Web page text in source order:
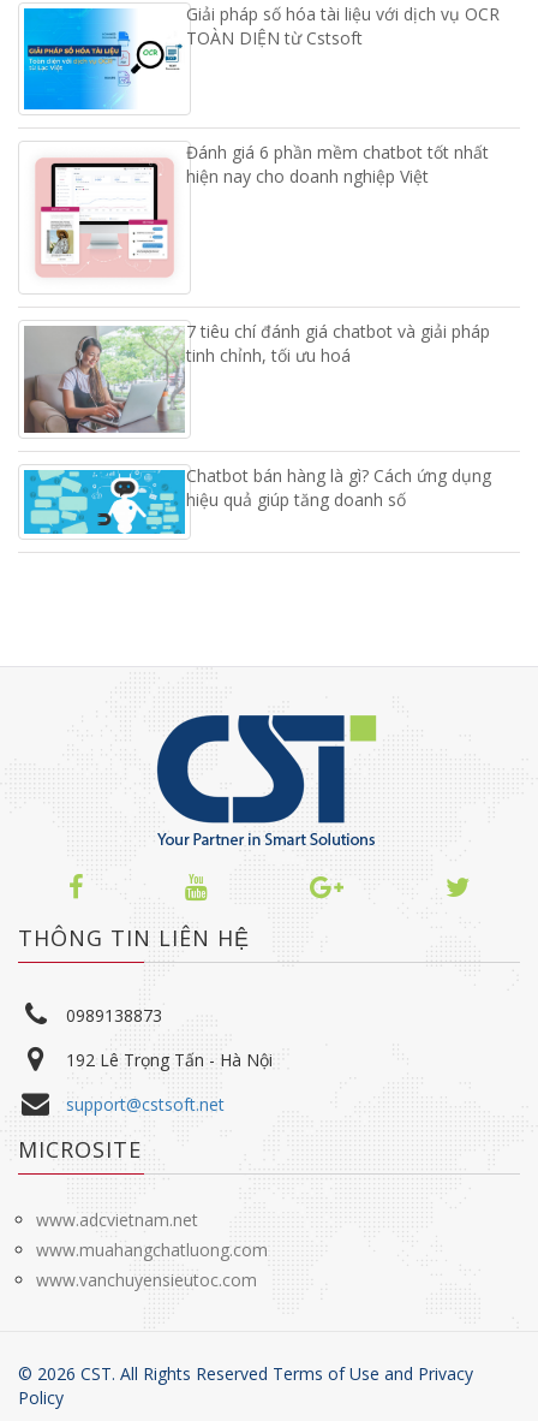
Giải pháp số hóa tài liệu với dịch vụ OCR
TOÀN DIỆN từ Cstsoft
Đánh giá 6 phần mềm chatbot tốt nhất
hiện nay cho doanh nghiệp Việt
7 tiêu chí đánh giá chatbot và giải pháp
tinh chỉnh, tối ưu hoá
Chatbot bán hàng là gì? Cách ứng dụng
hiệu quả giúp tăng doanh số
THÔNG TIN LIÊN HỆ
0989138873
192 Lê Trọng Tấn - Hà Nội
support@cstsoft.net
MICROSITE
www.adcvietnam.net
www.muahangchatluong.com
www.vanchuyensieutoc.com
© 2026 CST. All Rights Reserved Terms of Use and Privacy
Policy